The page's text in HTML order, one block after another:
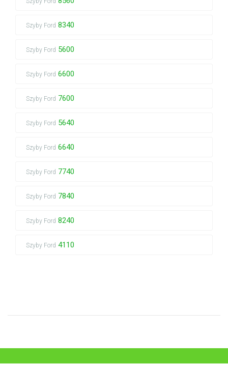
Szyby Ford 8340
Szyby Ford 5600
Szyby Ford 6600
Szyby Ford 7600
Szyby Ford 5640
Szyby Ford 6640
Szyby Ford 7740
Szyby Ford 7840
Szyby Ford 8240
Szyby Ford 4110